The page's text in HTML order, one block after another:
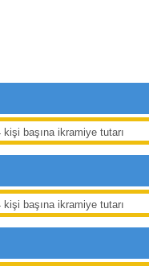
kişi başına ikramiye tutarı
kişi başına ikramiye tutarı